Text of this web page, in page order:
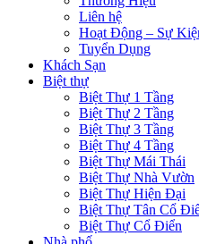
Liên hệ
Hoạt Động – Sự
Tuyển Dụng
Khách Sạn
Biệt thự
Biệt Thự 1 Tầng
Biệt Thự 2 Tầng
Biệt Thự 3 Tầng
Biệt Thự 4 Tầng
Biệt Thự Mái Thái
Biệt Thự Nhà Vườn
Biệt Thự Hiện Đại
Biệt Thự Tân Cổ
Biệt Thự Cổ Điển